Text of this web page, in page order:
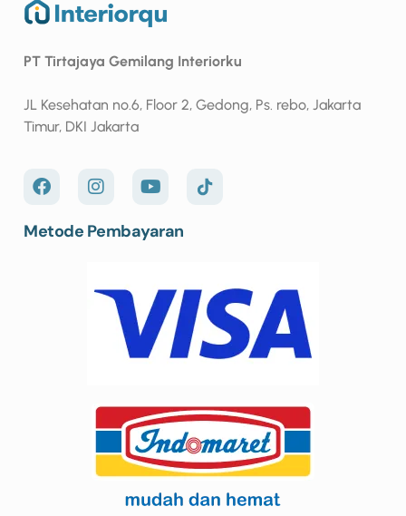
PT Tirtajaya Gemilang Interiorku
JL Kesehatan no.6, Floor 2, Gedong, Ps. rebo, Jakarta
Timur, DKI Jakarta
Metode Pembayaran